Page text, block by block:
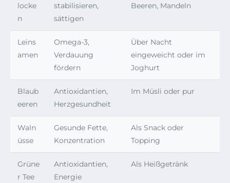
locke
n
stabilisieren,
sättigen
Beeren, Mandeln
Leins
amen
Omega-3,
Verdauung
fördern
Über Nacht
eingeweicht oder im
Joghurt
Blaub
eeren
Antioxidantien,
Herzgesundheit
Im Müsli oder pur
Waln
üsse
Gesunde Fette,
Konzentration
Als Snack oder
Topping
Grüne
r Tee
Antioxidantien,
Energie
Als Heißgetränk